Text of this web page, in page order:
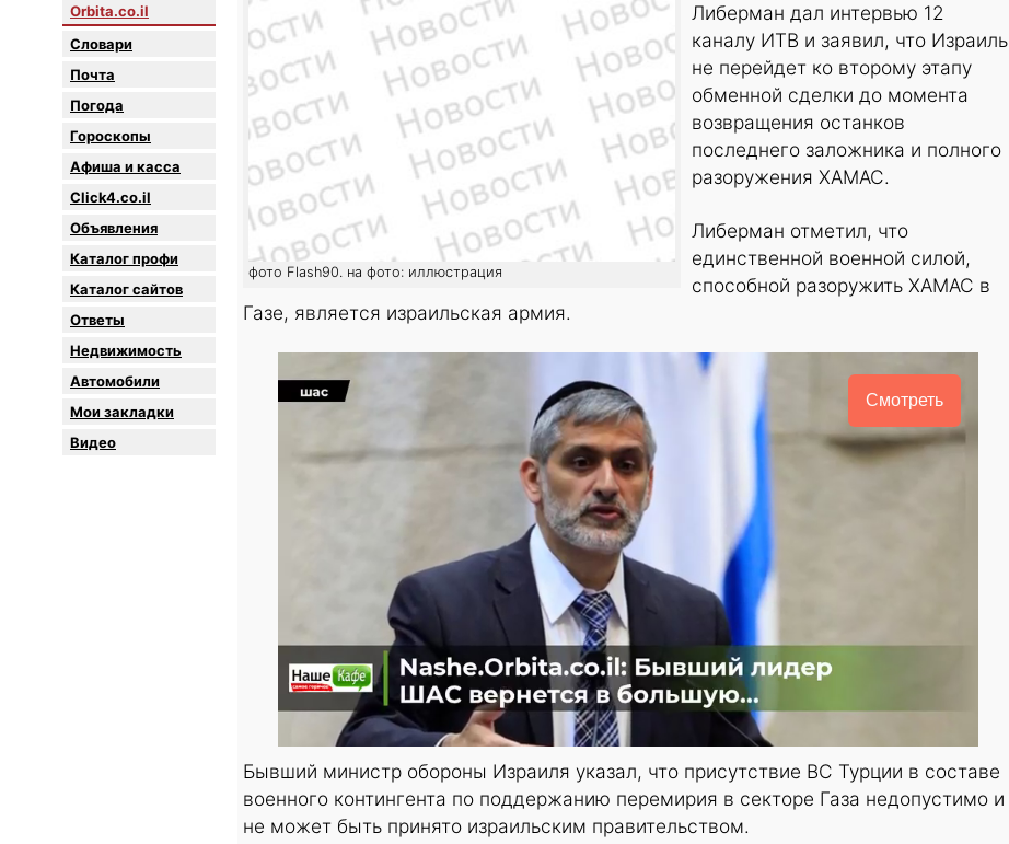
Orbita.co.il
Словари
Почта
Погода
Гороскопы
Афиша и касса
Click4.co.il
Объявления
Каталог профи
Каталог сайтов
Oтветы
Недвижимость
Автомобили
Мои закладки
Видео
фото Flash90. на фото: иллюстрация
Либерман дал интервью 12
каналу ИТВ и заявил, что Израиль
не перейдет ко второму этапу
обменной сделки до момента
возвращения останков
последнего заложника и полного
разоружения ХАМАС.
Либерман отметил, что
единственной военной силой,
способной разоружить ХАМАС в
Газе, является израильская армия.
Смотреть
Бывший министр обороны Израиля указал, что присутствие ВС Турции в составе
военного контингента по поддержанию перемирия в секторе Газа недопустимо и
не может быть принято израильским правительством.